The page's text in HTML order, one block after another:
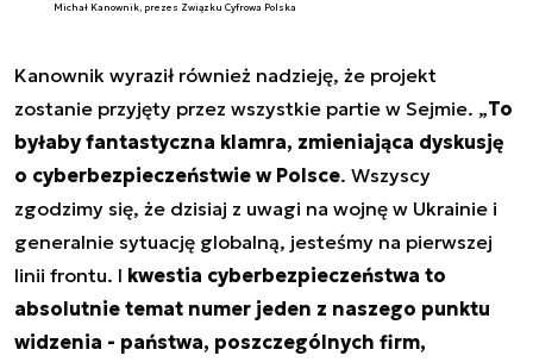
Michał Kanownik, prezes Związku Cyfrowa Polska
Kanownik wyraził również nadzieję, że projekt
zostanie przyjęty przez wszystkie partie w Sejmie. „To
byłaby fantastyczna klamra, zmieniająca dyskusję
o cyberbezpieczeństwie w Polsce. Wszyscy
zgodzimy się, że dzisiaj z uwagi na wojnę w Ukrainie i
generalnie sytuację globalną, jesteśmy na pierwszej
linii frontu. I kwestia cyberbezpieczeństwa to
absolutnie temat numer jeden z naszego punktu
widzenia - państwa, poszczególnych firm,